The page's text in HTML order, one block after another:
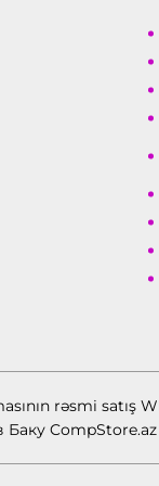
rəsmi satış
CompStore.az